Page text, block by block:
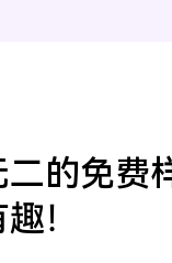
的免费
！